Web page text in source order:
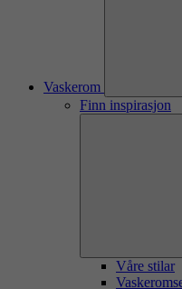
Vaskerom
Finn inspirasjon
Våre stilar